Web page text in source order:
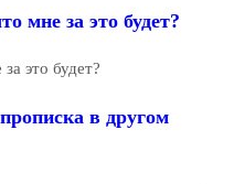
мне за это будет?
это будет?
в другом